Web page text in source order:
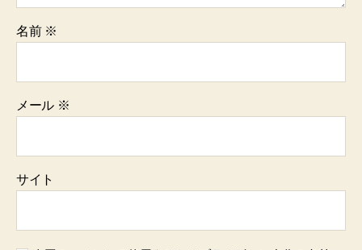
名前 ※
メール ※
サイト